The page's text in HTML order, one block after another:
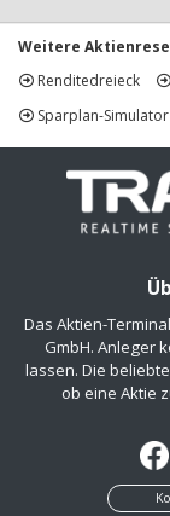
Weitere
Renditedreieck
Sparplan-Simulator
Das Aktien-
GmbH. Anleger
lassen. Die
ob eine Aktie